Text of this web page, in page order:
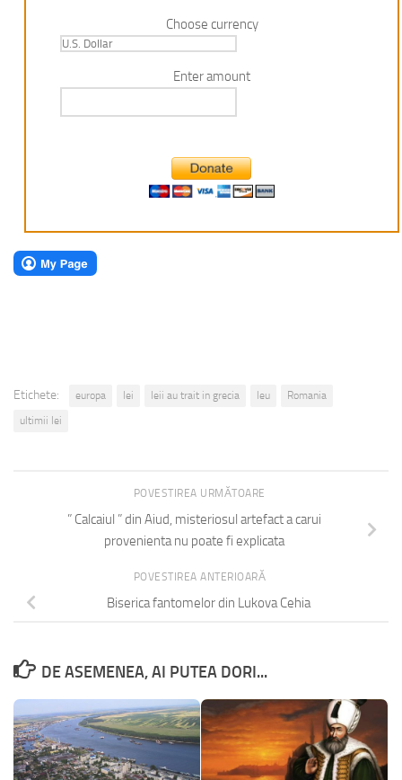
Choose currency
Enter amount
Etichete: europa lei leii au trait in grecia leu
Romania
ultimii lei
POVESTIREA URMĂTOARE
” Calcaiul ” din Aiud, misteriosul artefact a carui
provenienta nu poate fi explicata
POVESTIREA ANTERIOARĂ
Biserica fantomelor din Lukova Cehia
DE ASEMENEA, AI PUTEA DORI...